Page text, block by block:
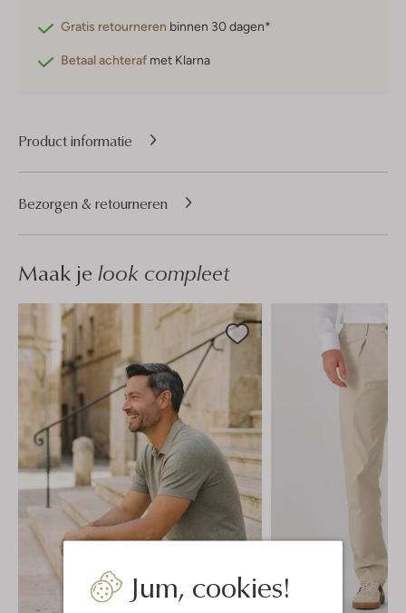
Jum, cookies!
Gratis retourneren binnen 30 dagen*
Betaal achteraf met Klarna
Product informatie
Bezorgen & retourneren
Maak je look compleet